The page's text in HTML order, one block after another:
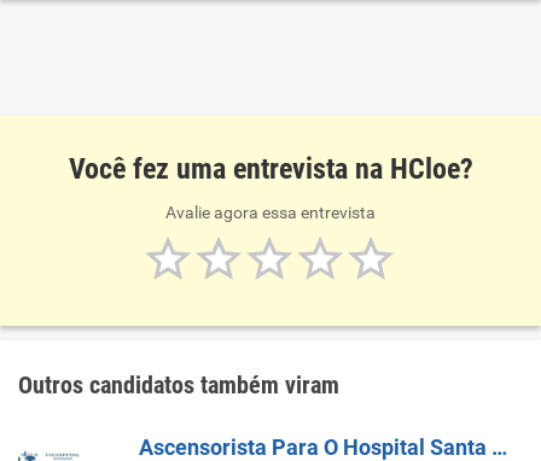
Você fez uma entrevista na HCloe?
Avalie agora essa entrevista
Outros candidatos também viram
Ascensorista Para O Hospital Santa Marcelina De Itaquera - Vaga Temporária